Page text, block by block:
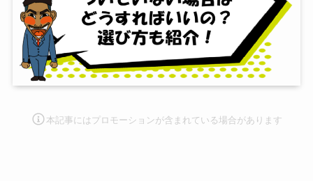
本記事にはプロモーションが含まれている場合があります